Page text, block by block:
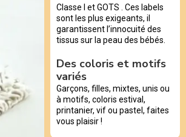
Classe I et GOTS . Ces labels
sont les plus exigeants, il
garantissent l’innocuité des
tissus sur la peau des bébés.
Des coloris et motifs
variés
Garçons, filles, mixtes, unis ou
à motifs, coloris estival,
printanier, vif ou pastel, faites
vous plaisir !